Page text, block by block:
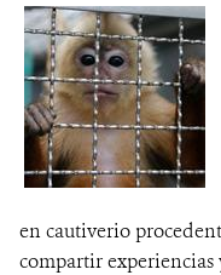
en cautiverio
compartir experiencias